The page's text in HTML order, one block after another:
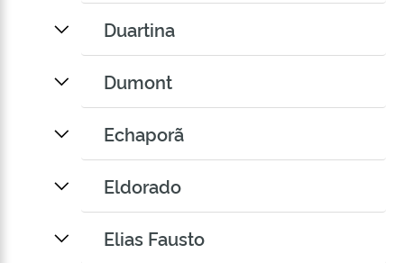
Duartina
Dumont
Echaporã
Eldorado
Elias Fausto